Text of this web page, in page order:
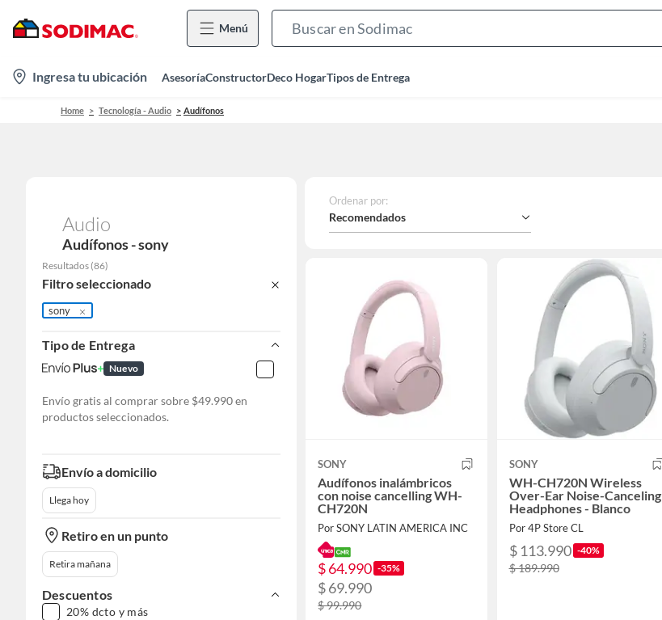
Menú
Bar
location-
icon
Ingresa tu ubicación AsesoríaConstructorDeco HogarTipos de Entrega
Home Tecnología - Audio Audífonos
Audio
Audífonos - sony
Resultados (86)
Filtro seleccionado
sony
Tipo de Entrega
Nuevo
Envío gratis al comprar sobre $49.990 en
productos seleccionados.
Envío a domicilio
Llega hoy
Retiro en un punto
Retira mañana
Descuentos
20% dcto y más
Ordenar por:
Recomendados
SONY
Audífonos inalámbricos
con noise cancelling WH-
CH720N
Por SONY LATIN AMERICA INC
$ 64.990 -35%
$ 69.990
$ 99.990
SONY
WH-CH720N Wireless
Over-Ear Noise-Canceling
Headphones - Blanco
Por 4P Store CL
$ 113.990 -40%
$ 189.990